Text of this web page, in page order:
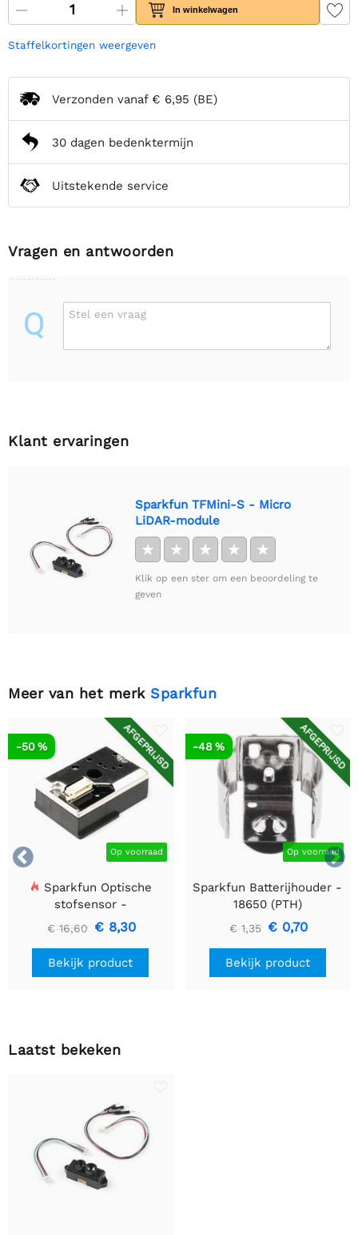
In winkelwagen
Staffelkortingen weergeven
Verzonden vanaf € 6,95 (BE)
30 dagen bedenktermijn
Uitstekende service
Vragen en antwoorden
Q Stel een vraag
Klant ervaringen
Sparkfun TFMini-S - Micro
LiDAR-module
★ ★ ★ ★ ★
Klik op een ster om een beoordeling te
geven
Meer van het merk Sparkfun


AFGEPRIJSD
Op voorraad
-50 %
Sparkfun Optische
stofsensor -
GP2Y1010AU0F
€ 16,60 € 8,30
Bekijk product
AFGEPRIJSD
Op voorraad
-48 %
Sparkfun Batterijhouder -
18650 (PTH)
€ 1,35 € 0,70
Bekijk product
Laatst bekeken